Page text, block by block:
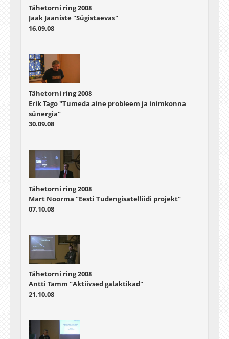
Tähetorni ring 2008
Jaak Jaaniste "Sügistaevas"
16.09.08
Tähetorni ring 2008
Erik Tago "Tumeda aine probleem ja inimkonna
sünergia"
30.09.08
Tähetorni ring 2008
Mart Noorma "Eesti Tudengisatelliidi projekt"
07.10.08
Tähetorni ring 2008
Antti Tamm "Aktiivsed galaktikad"
21.10.08